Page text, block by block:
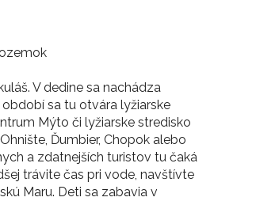
V dedine sa nachádza
sa tu otvára lyžiarske
Mýto či lyžiarske stredisko
Ďumbier, Chopok alebo
a zdatnejších turistov tu čaká
trávite čas pri vode, navštívte
Maru. Deti sa zabavia v